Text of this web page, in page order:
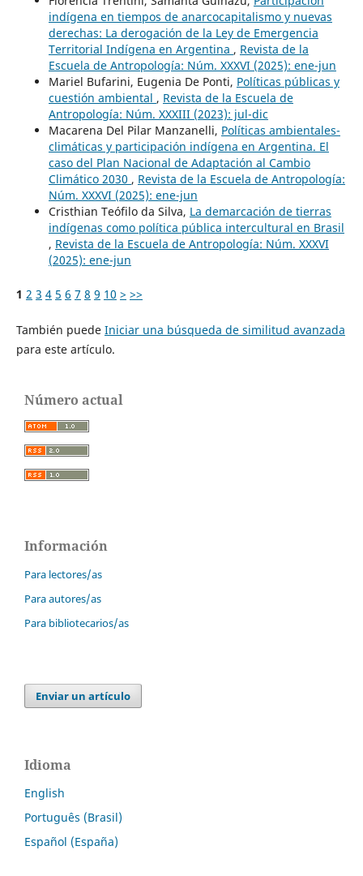
indígena en tiempos de anarcocapitalismo y nuevas
derechas: La derogación de la Ley de Emergencia
Territorial Indígena en Argentina , Revista de la
Escuela de Antropología: Núm. XXXVI (2025): ene-jun
Mariel Bufarini, Eugenia De Ponti, Políticas públicas y
cuestión ambiental , Revista de la Escuela de
Antropología: Núm. XXXIII (2023): jul-dic
Macarena Del Pilar Manzanelli, Políticas ambientales-
climáticas y participación indígena en Argentina. El
caso del Plan Nacional de Adaptación al Cambio
Climático 2030 , Revista de la Escuela de Antropología:
Núm. XXXVI (2025): ene-jun
Cristhian Teófilo da Silva, La demarcación de tierras
indígenas como política pública intercultural en Brasil
, Revista de la Escuela de Antropología: Núm. XXXVI
(2025): ene-jun
1 2 3 4 5 6 7 8 9 10 > >>
También puede Iniciar una búsqueda de similitud avanzada
para este artículo.
Número actual
Información
Para lectores/as
Para autores/as
Para bibliotecarios/as
Enviar un artículo
Idioma
English
Português (Brasil)
Español (España)